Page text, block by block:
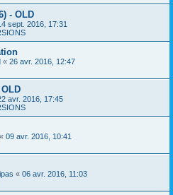
- OLD
sept. 2016, 17:31
« 26 avr. 2016, 12:47
avr. 2016, 17:45
« 09 avr. 2016, 10:41
« 06 avr. 2016, 11:03